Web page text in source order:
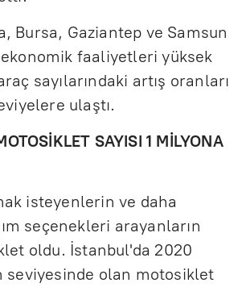
Bursa, Gaziantep ve Samsun
faaliyetleri yüksek
sayılarındaki artış oranları
ulaştı.
SAYISI 1 MİLYONA
isteyenlerin ve daha
seçenekleri arayanların
oldu. İstanbul'da 2020
seviyesinde olan motosiklet